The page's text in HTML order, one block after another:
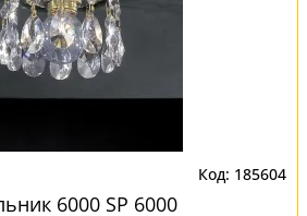
185604
6000 SP 6000